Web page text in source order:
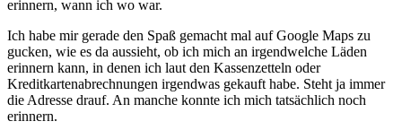
erinnern, wann ich wo war.
Ich habe mir gerade den Spaß gemacht mal auf Google Maps zu
gucken, wie es da aussieht, ob ich mich an irgendwelche Läden
erinnern kann, in denen ich laut den Kassenzetteln oder
Kreditkartenabrechnungen irgendwas gekauft habe. Steht ja immer
die Adresse drauf. An manche konnte ich mich tatsächlich noch
erinnern.